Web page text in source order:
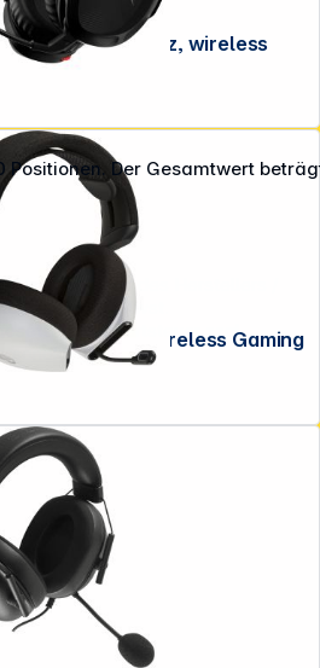
Positionen. Der Gesamtwert
HyperX Cloud Stinger 2 Headset schwarz, wireless
Gaming
Razer BlackShark V2 x schwarz
Verkaufspreis des Herstellers /
zzgl. 19% Mwst.
Mehrwertsteuer zzgl.
.